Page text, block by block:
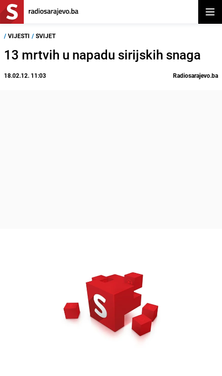
/ VIJESTI / SVIJET
13 mrtvih u napadu sirijskih snaga
18.02.12. 11:03 Radiosarajevo.ba